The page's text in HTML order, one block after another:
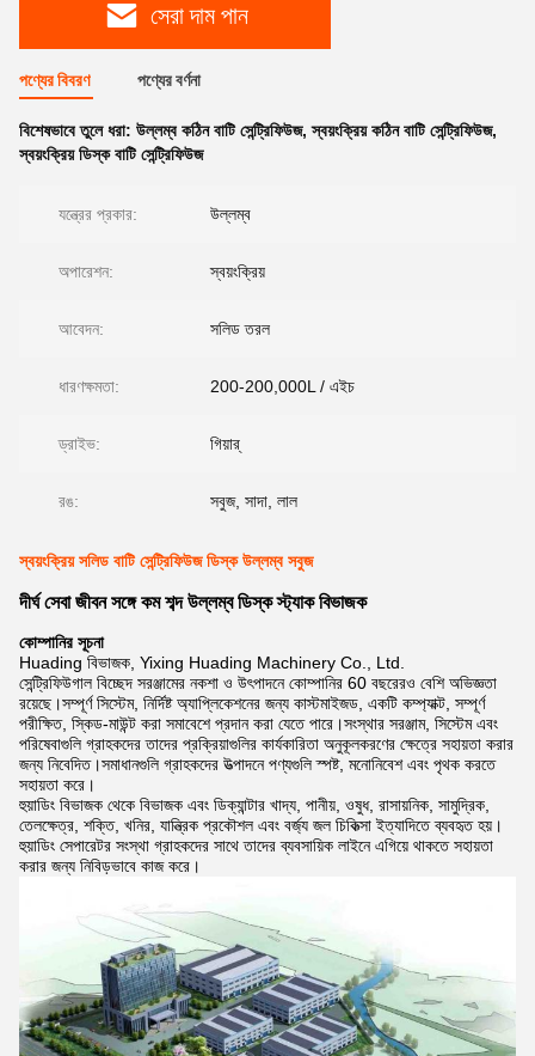
সেরা দাম পান
পণ্যের বিবরণ পণ্যের বর্ণনা
বিশেষভাবে তুলে ধরা: উল্লম্ব কঠিন বাটি সেন্ট্রিফিউজ,স্বয়ংক্রিয় কঠিন বাটি সেন্ট্রিফিউজ,
স্বয়ংক্রিয় ডিস্ক বাটি সেন্ট্রিফিউজ
যন্ত্রের প্রকার: উল্লম্ব
অপারেশন: স্বয়ংক্রিয়
আবেদন: সলিড তরল
ধারণক্ষমতা: 200-200,000L / এইচ
ড্রাইভ: গিয়ার্
রঙ: সবুজ, সাদা, লাল
স্বয়ংক্রিয় সলিড বাটি সেন্ট্রিফিউজ ডিস্ক উল্লম্ব সবুজ
দীর্ঘ সেবা জীবন সঙ্গে কম শব্দ উল্লম্ব ডিস্ক স্ট্যাক বিভাজক
কোম্পানির সূচনা
Huading বিভাজক, Yixing Huading Machinery Co., Ltd.
সেন্ট্রিফিউগাল বিচ্ছেদ সরঞ্জামের নকশা ও উৎপাদনে কোম্পানির 60 বছরেরও বেশি অভিজ্ঞতা
রয়েছে।সম্পূর্ণ সিস্টেম, নির্দিষ্ট অ্যাপ্লিকেশনের জন্য কাস্টমাইজড, একটি কম্প্যাক্ট, সম্পূর্ণ
পরীক্ষিত, স্কিড-মাউন্ট করা সমাবেশে প্রদান করা যেতে পারে।সংস্থার সরঞ্জাম, সিস্টেম এবং
পরিষেবাগুলি গ্রাহকদের তাদের প্রক্রিয়াগুলির কার্যকারিতা অনুকূলকরণের ক্ষেত্রে সহায়তা করার
জন্য নিবেদিত।সমাধানগুলি গ্রাহকদের উত্পাদনে পণ্যগুলি স্পষ্ট, মনোনিবেশ এবং পৃথক করতে
সহায়তা করে।
হুয়াডিং বিভাজক থেকে বিভাজক এবং ডিক্যান্টার খাদ্য, পানীয়, ওষুধ, রাসায়নিক, সামুদ্রিক,
তেলক্ষেত্র, শক্তি, খনির, যান্ত্রিক প্রকৌশল এবং বর্জ্য জল চিকিত্সা ইত্যাদিতে ব্যবহৃত হয়।
হুয়াডিং সেপারেটর সংস্থা গ্রাহকদের সাথে তাদের ব্যবসায়িক লাইনে এগিয়ে থাকতে সহায়তা
করার জন্য নিবিড়ভাবে কাজ করে।